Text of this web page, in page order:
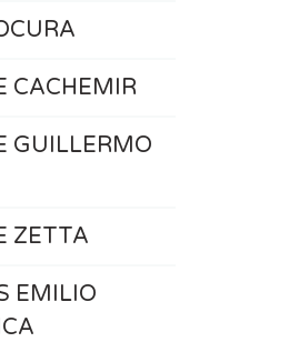
CACHEMIR
GUILLERMO
ZETTA
EMILIO